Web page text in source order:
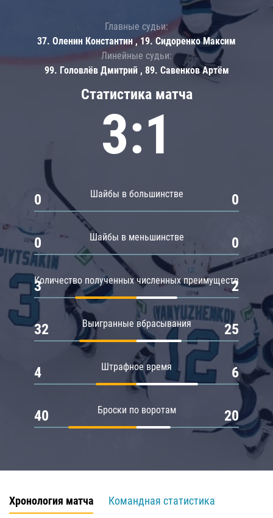
Статистика матча
3:1
Шайбы в большинстве
0 0
Шайбы в меньшинстве
0 0
Количество полученных численных преимуществ
3 2
Выигранные вбрасывания
32 25
Штрафное время
4 6
Броски по воротам
40 20
Главные судьи:
37. Оленин Константин , 19. Сидоренко Максим
Линейные судьи:
99. Головлёв Дмитрий , 89. Савенков Артём
Хронология матча
Командная статистика